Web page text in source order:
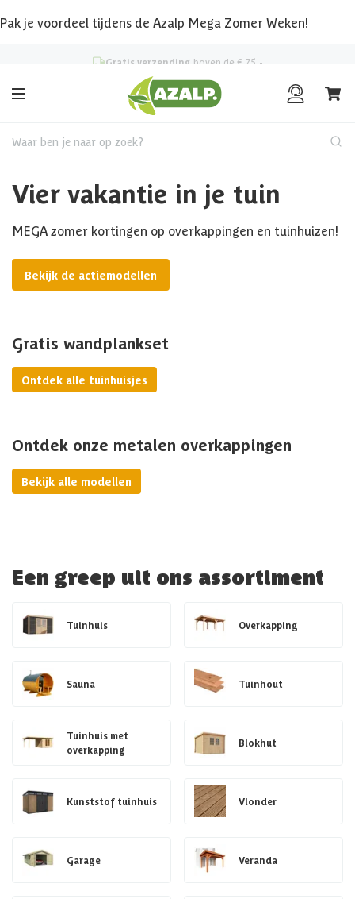
Pak je voordeel tijdens de Azalp Mega Zomer Weken!
Waar ben je naar op zoek?
Vier vakantie in je tuin
MEGA zomer kortingen op overkappingen en tuinhuizen!
Bekijk de actiemodellen
Gratis wandplankset
Ontdek alle tuinhuisjes
Ontdek onze metalen overkappingen
Bekijk alle modellen
Een greep uit ons assortiment
Tuinhuis Overkapping
Sauna Tuinhout
Tuinhuis met
overkapping
Blokhut
Kunststof tuinhuis Vlonder
Garage Veranda